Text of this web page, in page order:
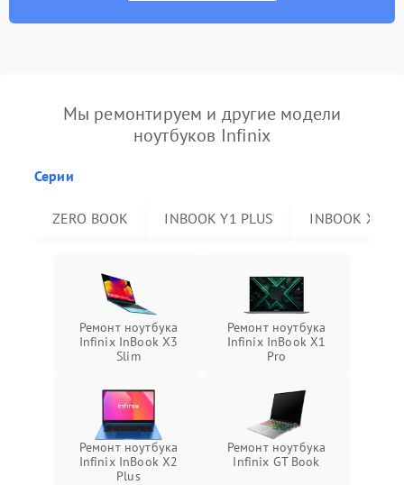
Мы ремонтируем и другие модели
ноутбуков Infinix
Серии
ZERO BOOK INBOOK Y1 PLUS INBOOK X2
Ремонт ноутбука
Infinix InBook X3
Slim
Ремонт ноутбука
Infinix InBook X1
Pro
Ремонт ноутбука
Infinix InBook X2
Plus
Ремонт ноутбука
Infinix GT Book